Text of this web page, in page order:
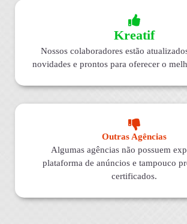
Kreatif
Nossos colaboradores estão
novidades e prontos para oferecer o
Outras Agências
Algumas agências não possuem
plataforma de anúncios e tampouco
certificados.